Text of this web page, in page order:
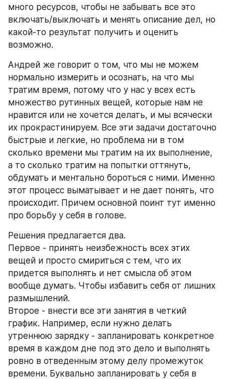
много ресурсов, чтобы не забывать все это
включать/выключать и менять описание дел, но
какой-то результат получить и оценить
возможно.
Андрей же говорит о том, что мы не можем
нормально измерить и осознать, на что мы
тратим время, потому что у нас у всех есть
множество рутинных вещей, которые нам не
нравится или не хочется делать, и мы всячески
их прокрастинируем. Все эти задачи достаточно
быстрые и легкие, но проблема ни в том
сколько времени мы тратим на их выполнение,
а то сколько тратим на попытки оттянуть,
обдумать и ментально бороться с ними. Именно
этот процесс выматывает и не дает понять, что
происходит. Причем основной поинт тут именно
про борьбу у себя в голове.
Решения предлагается два.
Первое - принять неизбежность всех этих
вещей и просто смириться с тем, что их
придется выполнять и нет смысла об этом
вообще думать. Чтобы избавить себя от лишних
размышлений.
Второе - внести все эти занятия в четкий
график. Например, если нужно делать
утреннюю зарядку - запланировать конкретное
время в каждом дне под это дело и выполнять
ровно в отведенным этому делу промежуток
времени. Буквально запланировать у себя в